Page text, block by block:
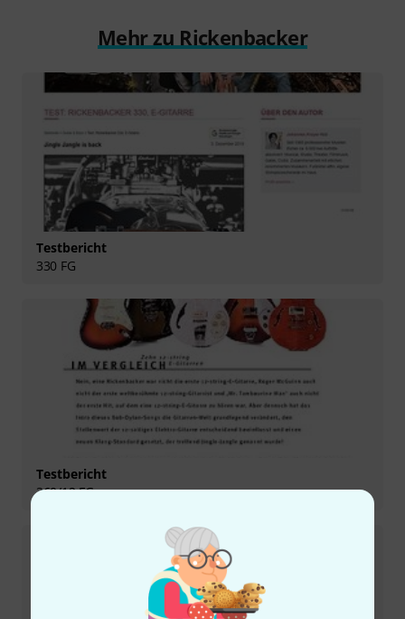
Mehr zu Rickenbacker
Testbericht
330 FG
Testbericht
360/12 FG